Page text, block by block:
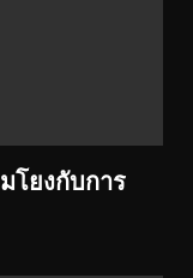
โยงกับการ